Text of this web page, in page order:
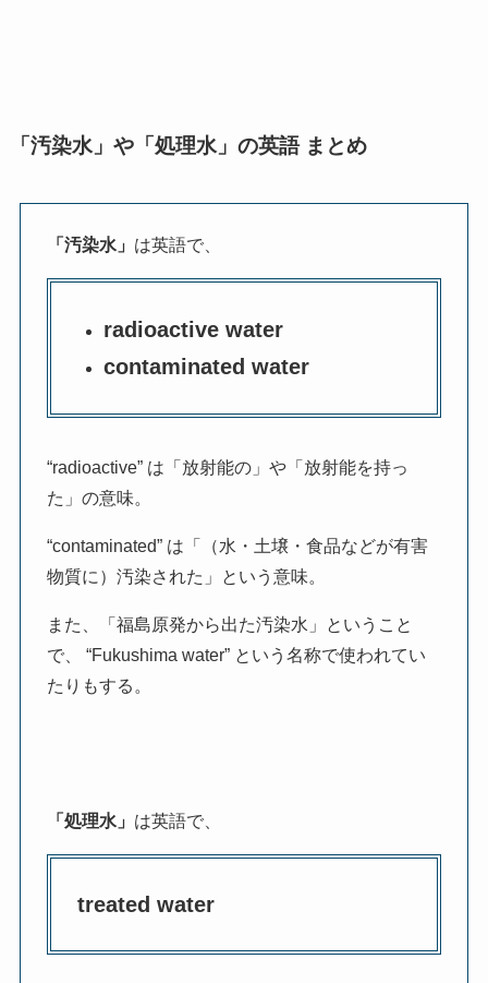
「汚染水」や「処理水」の英語 まとめ
「汚染水」 は英語で、
radioactive water
contaminated water
“radioactive” は「放射能の」や「放射能を持っ
た」の意味。
“contaminated” は「（水・土壌・食品などが有害
物質に）汚染された」という意味。
また、「福島原発から出た汚染水」ということ
で、 “Fukushima water” という名称で使われてい
たりもする。
「処理水」 は英語で、
treated water